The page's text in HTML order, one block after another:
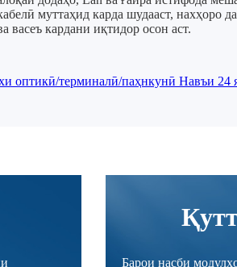
муттаҳид карда шудааст, нахҳоро
васеъ кардани иқтидор осон аст.
Барои насби